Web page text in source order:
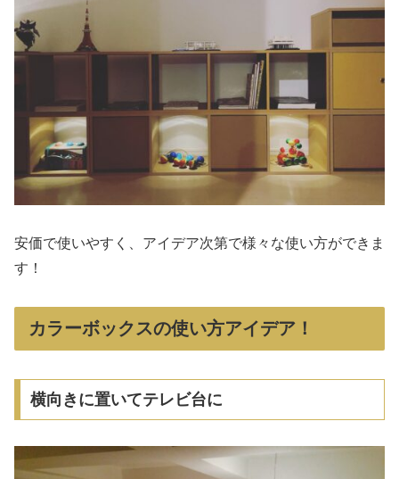
安価で使いやすく、アイデア次第で様々な使い方ができま
す！
カラーボックスの使い方アイデア！
横向きに置いてテレビ台に